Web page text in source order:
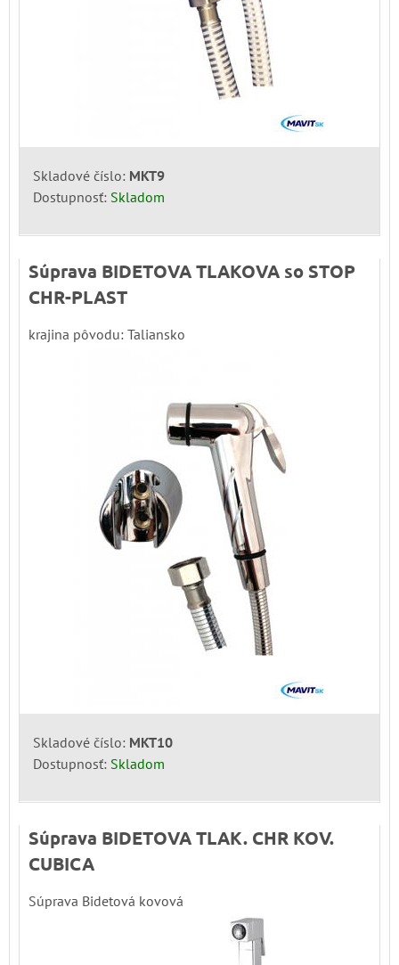
Skladové číslo: MKT9
Dostupnosť: Skladom
Súprava BIDETOVA TLAKOVA so STOP
CHR-PLAST
krajina pôvodu: Taliansko
Skladové číslo: MKT10
Dostupnosť: Skladom
Súprava BIDETOVA TLAK. CHR KOV.
CUBICA
Súprava Bidetová kovová